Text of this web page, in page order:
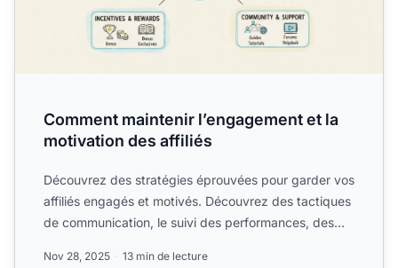
Comment maintenir l’engagement et la
motivation des affiliés
Découvrez des stratégies éprouvées pour garder vos
affiliés engagés et motivés. Découvrez des tactiques
de communication, le suivi des performances, des
Nov 28, 2025 13 min de lecture